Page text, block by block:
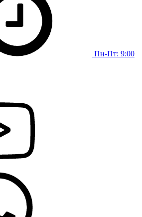
Пн-Пт: 9:00